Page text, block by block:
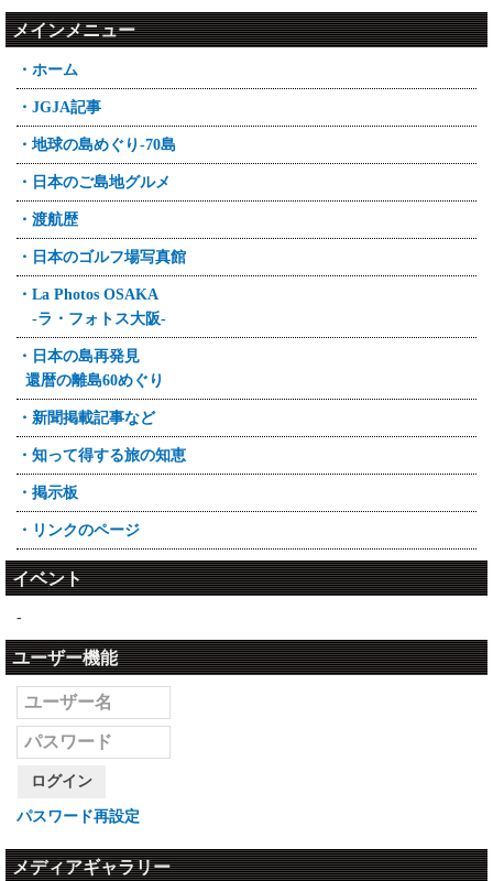
メインメニュー
・ホーム
・JGJA記事
・地球の島めぐり-70島
・日本のご島地グルメ
・渡航歴
・日本のゴルフ場写真館
・La Photos OSAKA
-ラ・フォトス大阪-
・日本の島再発見
還暦の離島60めぐり
・新聞掲載記事など
・知って得する旅の知恵
・掲示板
・リンクのページ
イベント
-
ユーザー機能
ログイン
パスワード再設定
メディアギャラリー